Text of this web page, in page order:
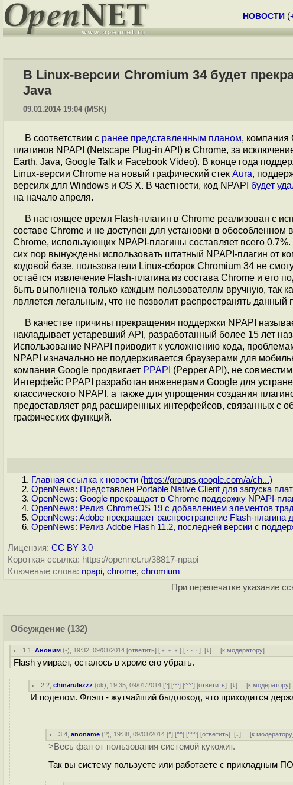
НОВОСТИ (
В Linux-версии Chromium 34 будет
Java
09.01.2014 19:04 (MSK)
В соответствии с ранее представленным планом, компания
плагинов NPAPI (Netscape Plug-in API) в Chrome, за
Earth, Java, Google Talk и Facebook Video). В конце года
Linux-версии Chrome на новый графический стек Aura,
версиях для Windows и OS X. В частности, код NPAPI будет
на начало апреля.
В настоящее время Flash-плагин в Chrome реализован с
составе Chrome и не доступен для установки в
Chrome, использующих NPAPI-плагины составляет всего
сих пор вынуждены использовать штатный NPAPI-плагин от
кодовой базе, пользователи Linux-сборок Chromium 34 не
остаётся извлечение Flash-плагина из состава Chrome и
быть выполнена только каждым пользователям вручную, так
является легальным, что не позволит распространять данный
В качестве причины прекращения поддержки NPAPI
накладывает устаревший API, разработанный более 15 лет
Использование NPAPI приводит к усложнению кода,
NPAPI изначально не поддерживается браузерами для
компания Google продвигает PPAPI (Pepper API), не
Интерфейс PPAPI разработан инженерами Google для
классического NPAPI, а также для упрощения создания
предоставляет ряд расширенных интерфейсов, связанных с
графических функций.
Главная ссылка к новости (https://groups.google.com/a/ch...)
OpenNews: Представлен Portable Native Client для запуска
OpenNews: Google прекращает в Chrome поддержку NPAPI-
OpenNews: Релиз ChromeOS 19 с добавлением элементов
OpenNews: Adobe прекращает распространение Flash-плагина
OpenNews: Релиз Adobe Flash 11.2, последней версии с
Лицензия: CC BY 3.0
Короткая ссылка: https://opennet.ru/38817-npapi
Ключевые слова: npapi, chrome, chromium
При перепечатке указание
Обсуждение (132)
1.1 ,Аноним (-), 19:32, 09/01/2014 [ответить] [ ﹢﹢﹢] [ · · ·][↓] [к модератору]
Flash умирает, осталось в хроме его убрать.
2.2 ,chinarulezzz (ok), 19:35, 09/01/2014 [^] [^^] [^^^] [ответить][↓] [к модератору]
И поделом. Флэш - жутчайший быдлокод, что приходится
3.4 ,anoname (?), 19:38, 09/01/2014 [^] [^^] [^^^] [ответить][↓] [к модератору
>Весь фан от пользования системой кукожит.
Так вы систему пользуете или работаете с прикладным